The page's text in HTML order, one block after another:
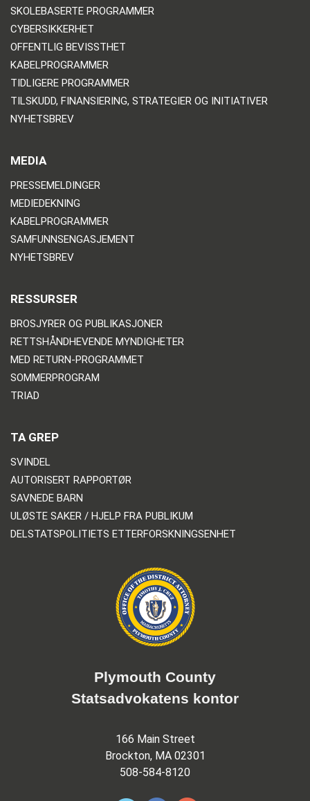
SKOLEBASERTE PROGRAMMER
CYBERSIKKERHET
OFFENTLIG BEVISSTHET
KABELPROGRAMMER
TIDLIGERE PROGRAMMER
TILSKUDD, FINANSIERING, STRATEGIER OG INITIATIVER
NYHETSBREV
MEDIA
PRESSEMELDINGER
MEDIEDEKNING
KABELPROGRAMMER
SAMFUNNSENGASJEMENT
NYHETSBREV
RESSURSER
BROSJYRER OG PUBLIKASJONER
RETTSHÅNDHEVENDE MYNDIGHETER
MED RETURN-PROGRAMMET
SOMMERPROGRAM
TRIAD
TA GREP
SVINDEL
AUTORISERT RAPPORTØR
SAVNEDE BARN
ULØSTE SAKER / HJELP FRA PUBLIKUM
DELSTATSPOLITIETS ETTERFORSKNINGSENHET
Plymouth County
Statsadvokatens kontor
166 Main Street
Brockton, MA 02301
508-584-8120